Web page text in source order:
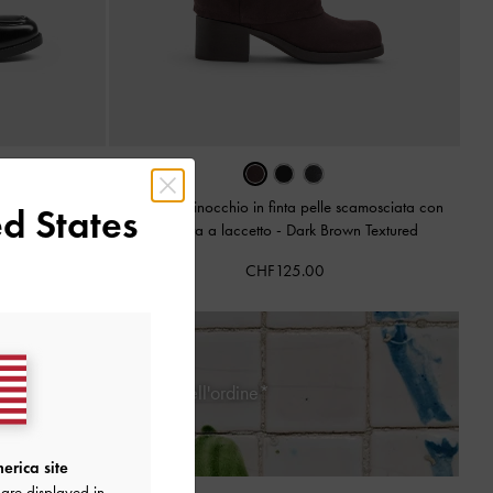
Black Box
Stivali al ginocchio in finta pelle scamosciata con
chiusura a laccetto - Dark Brown Textured
CHF125.00
giorni dalla ricezione dell'ordine*
States
site